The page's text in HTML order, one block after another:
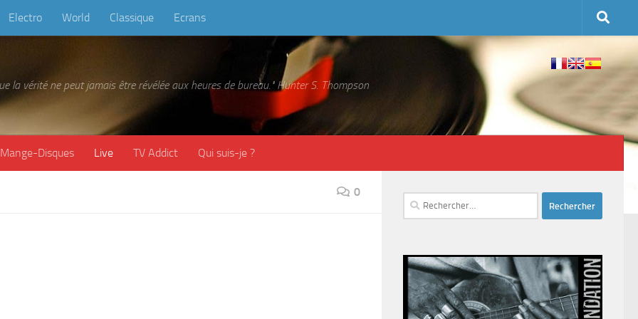
Electro World Classique Ecrans
la vérité ne peut jamais être révélée aux heures de bureau." Hunter S. Thompson
Mange-Disques Live TV Addict Qui suis-je ?
0
Rechercher :